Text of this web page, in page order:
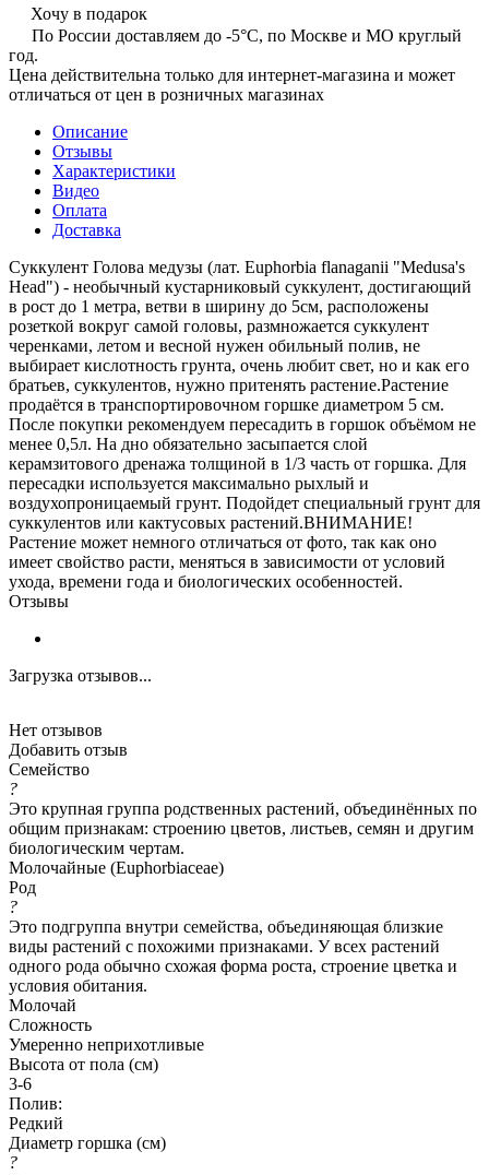
Хочу в подарок
По России доставляем до -5°C, по Москве и МО круглый
год.
Цена действительна только для интернет-магазина и может
отличаться от цен в розничных магазинах
Описание
Отзывы
Характеристики
Видео
Оплата
Доставка
Суккулент Голова медузы (лат. Euphorbia flanaganii "Medusa's
Head") - необычный кустарниковый суккулент, достигающий
в рост до 1 метра, ветви в ширину до 5см, расположены
розеткой вокруг самой головы, размножается суккулент
черенками, летом и весной нужен обильный полив, не
выбирает кислотность грунта, очень любит свет, но и как его
братьев, суккулентов, нужно притенять растение.Растение
продаётся в транспортировочном горшке диаметром 5 см.
После покупки рекомендуем пересадить в горшок объёмом не
менее 0,5л. На дно обязательно засыпается слой
керамзитового дренажа толщиной в 1/3 часть от горшка. Для
пересадки используется максимально рыхлый и
воздухопроницаемый грунт. Подойдет специальный грунт для
суккулентов или кактусовых растений.ВНИМАНИЕ!
Растение может немного отличаться от фото, так как оно
имеет свойство расти, меняться в зависимости от условий
ухода, времени года и биологических особенностей.
Отзывы
Загрузка отзывов...
Нет отзывов
Добавить отзыв
Семейство
?
Это крупная группа родственных растений, объединённых по
общим признакам: строению цветов, листьев, семян и другим
биологическим чертам.
Молочайные (Euphorbiaceae)
Род
?
Это подгруппа внутри семейства, объединяющая близкие
виды растений с похожими признаками. У всех растений
одного рода обычно схожая форма роста, строение цветка и
условия обитания.
Молочай
Сложность
Умеренно неприхотливые
Высота от пола (см)
3-6
Полив:
Редкий
Диаметр горшка (см)
?